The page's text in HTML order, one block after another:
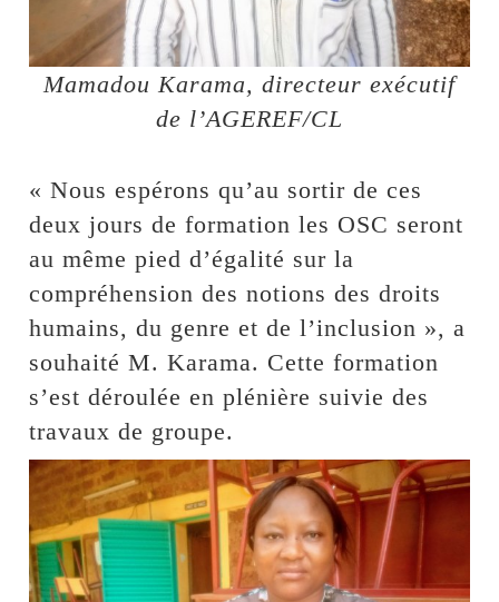
Mamadou Karama, directeur exécutif
de l’AGEREF/CL
« Nous espérons qu’au sortir de ces
deux jours de formation les OSC seront
au même pied d’égalité sur la
compréhension des notions des droits
humains, du genre et de l’inclusion », a
souhaité M. Karama. Cette formation
s’est déroulée en plénière suivie des
travaux de groupe.